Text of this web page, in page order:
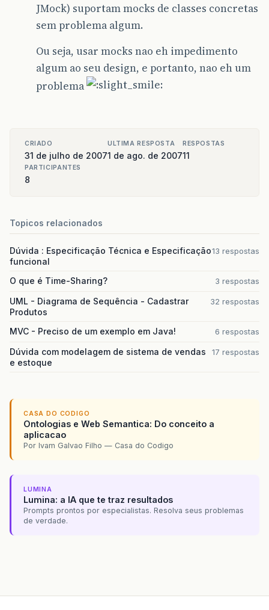
JMock) suportam mocks de classes concretas
sem problema algum.
Ou seja, usar mocks nao eh impedimento
algum ao seu design, e portanto, nao eh um
problema
CRIADO
31 de julho de 2007
ULTIMA RESPOSTA
1 de ago. de 2007
RESPOSTAS
11
PARTICIPANTES
8
Topicos relacionados
Dúvida : Especificação Técnica e Especificação
funcional
13 respostas
O que é Time-Sharing? 3 respostas
UML - Diagrama de Sequência - Cadastrar
Produtos
32 respostas
MVC - Preciso de um exemplo em Java! 6 respostas
Dúvida com modelagem de sistema de vendas
e estoque
17 respostas
CASA DO CODIGO
Ontologias e Web Semantica: Do conceito a
aplicacao
Por Ivam Galvao Filho — Casa do Codigo
LUMINA
Lumina: a IA que te traz resultados
Prompts prontos por especialistas. Resolva seus problemas
de verdade.